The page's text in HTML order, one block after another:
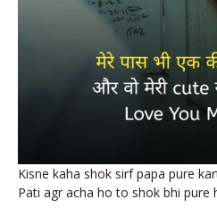
Kisne kaha shok sirf papa pure
Pati agr acha ho to shok bhi pure